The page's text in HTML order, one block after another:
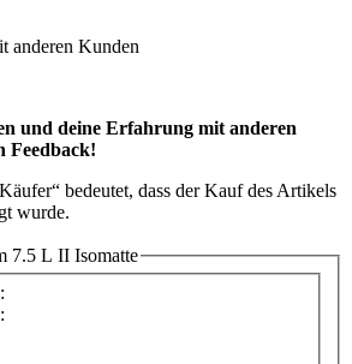
anderen Kunden
und deine Erfahrung mit anderen
Feedback!
bedeutet, dass der Kauf des Artikels
wurde.
7.5 L II Isomatte